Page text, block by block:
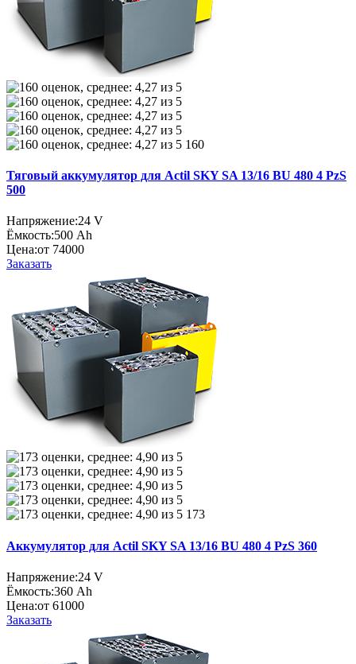
160
Тяговый аккумулятор для Actil SKY SA 13/16 BU 480 4 PzS
500
Напряжение:24 V
Ёмкость:500 Ah
Цена:от 74000
Заказать
173
Аккумулятор для Actil SKY SA 13/16 BU 480 4 PzS 360
Напряжение:24 V
Ёмкость:360 Ah
Цена:от 61000
Заказать